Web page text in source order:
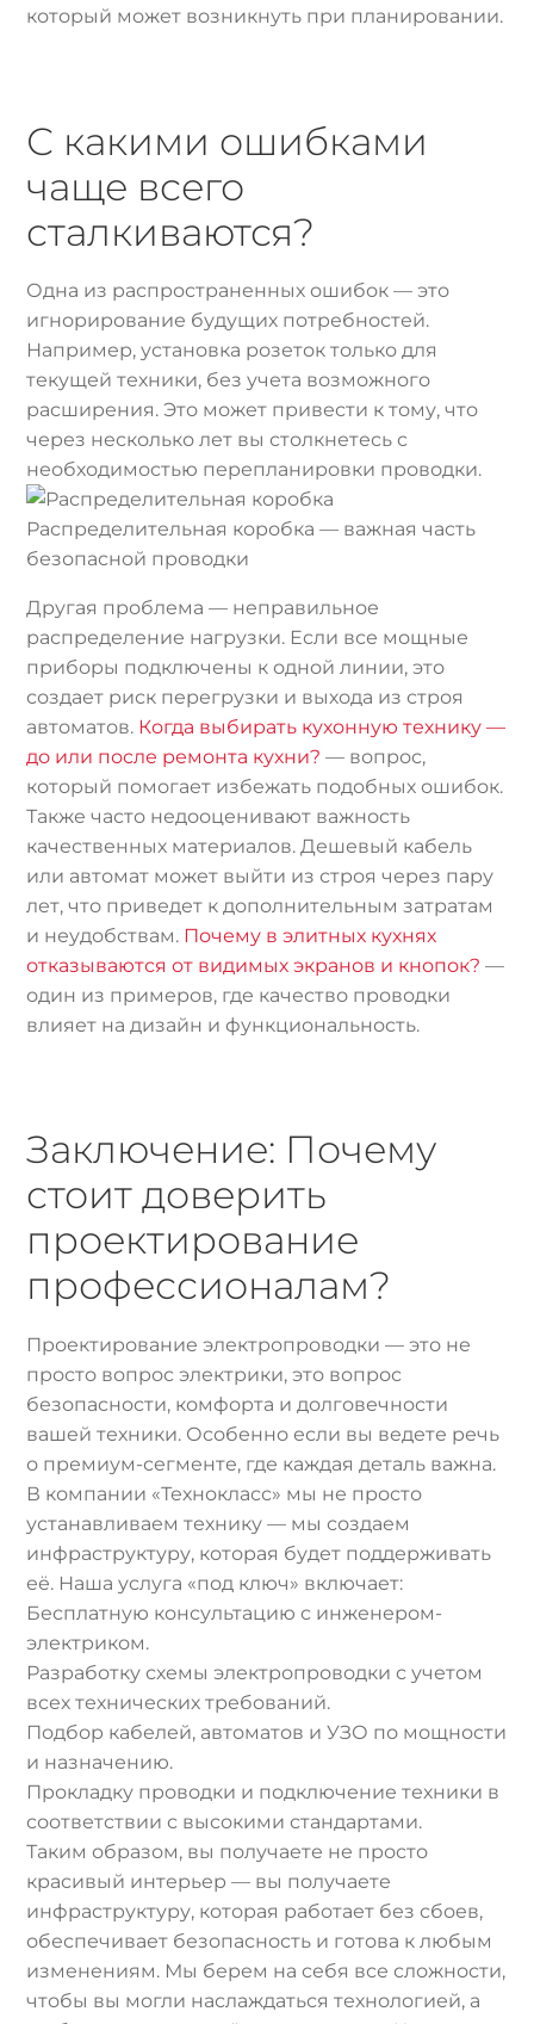
который может возникнуть при планировании.
С какими ошибками
чаще всего
сталкиваются?
Одна из распространенных ошибок — это
игнорирование будущих потребностей.
Например, установка розеток только для
текущей техники, без учета возможного
расширения. Это может привести к тому, что
через несколько лет вы столкнетесь с
необходимостью перепланировки проводки.
Распределительная коробка — важная часть
безопасной проводки
Другая проблема — неправильное
распределение нагрузки. Если все мощные
приборы подключены к одной линии, это
создает риск перегрузки и выхода из строя
автоматов. Когда выбирать кухонную технику —
до или после ремонта кухни? — вопрос,
который помогает избежать подобных ошибок.
Также часто недооценивают важность
качественных материалов. Дешевый кабель
или автомат может выйти из строя через пару
лет, что приведет к дополнительным затратам
и неудобствам. Почему в элитных кухнях
отказываются от видимых экранов и кнопок? —
один из примеров, где качество проводки
влияет на дизайн и функциональность.
Заключение: Почему
стоит доверить
проектирование
профессионалам?
Проектирование электропроводки — это не
просто вопрос электрики, это вопрос
безопасности, комфорта и долговечности
вашей техники. Особенно если вы ведете речь
о премиум-сегменте, где каждая деталь важна.
В компании «Технокласс» мы не просто
устанавливаем технику — мы создаем
инфраструктуру, которая будет поддерживать
её. Наша услуга «под ключ» включает:
Бесплатную консультацию с инженером-
электриком.
Разработку схемы электропроводки с учетом
всех технических требований.
Подбор кабелей, автоматов и УЗО по мощности
и назначению.
Прокладку проводки и подключение техники в
соответствии с высокими стандартами.
Таким образом, вы получаете не просто
красивый интерьер — вы получаете
инфраструктуру, которая работает без сбоев,
обеспечивает безопасность и готова к любым
изменениям. Мы берем на себя все сложности,
чтобы вы могли наслаждаться технологией, а